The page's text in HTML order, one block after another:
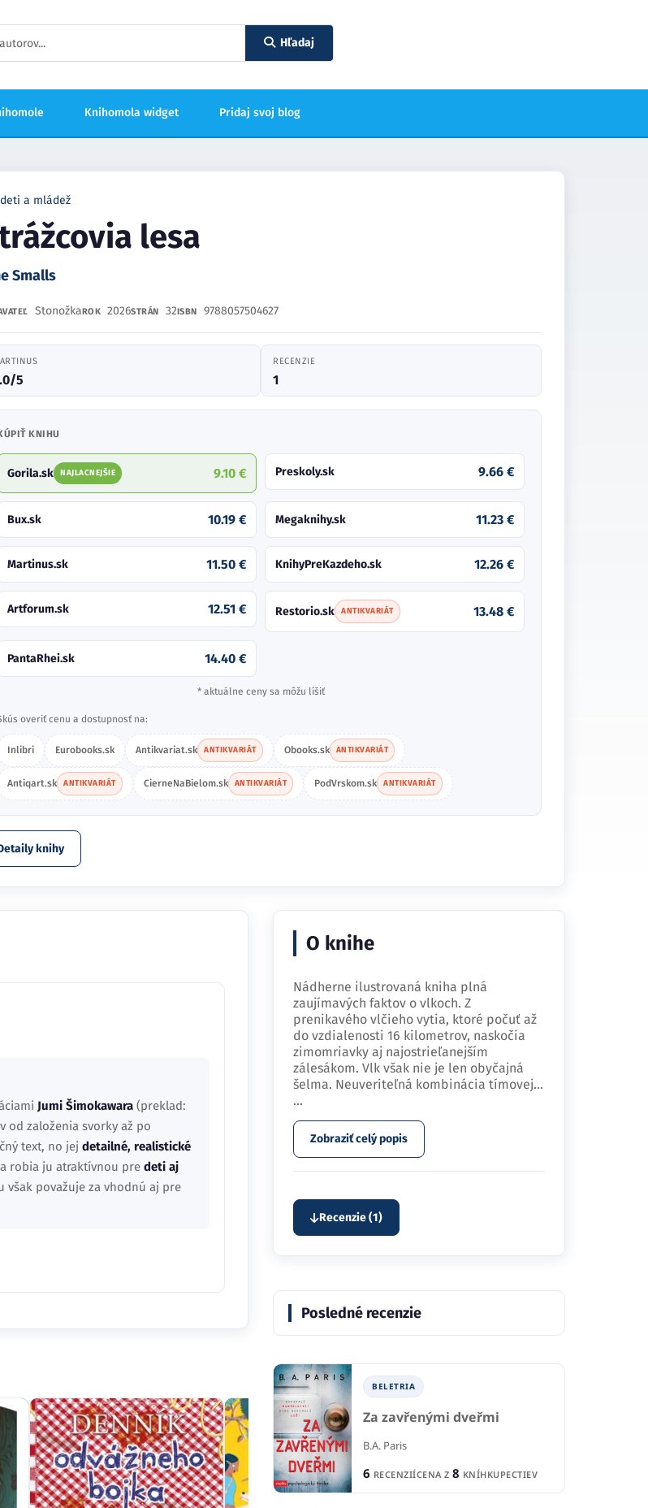
Hľadaj
Knihomola widget Pridaj svoj blog
a mládež
lesa
Smalls
StonožkaROK 2026STRÁN 32ISBN 9788057504627
5
RECENZIE
1
KNIHU
Gorila.sk NAJLACNEJŠIE 9.10 € Preskoly.sk 9.66 €
Bux.sk 10.19 € Megaknihy.sk 11.23 €
Martinus.sk 11.50 € KnihyPreKazdeho.sk 12.26 €
Artforum.sk 12.51 € Restorio.sk ANTIKVARIÁT 13.48 €
PantaRhei.sk 14.40 €
* aktuálne ceny sa môžu líšiť
overiť cenu a dostupnosť na:
Inlibri Eurobooks.sk Antikvariat.sk ANTIKVARIÁT Obooks.sk ANTIKVARIÁT
Antiqart.sk ANTIKVARIÁT CierneNaBielom.sk ANTIKVARIÁT PodVrskom.sk ANTIKVARIÁT
knihy
Jumi Šimokawara (preklad:
od založenia svorky až po
text, no jej detailné, realistické
robia ju atraktívnou pre deti aj
však považuje za vhodnú aj pre
O knihe
Nádherne ilustrovaná kniha plná
zaujímavých faktov o vlkoch. Z
prenikavého vlčieho vytia, ktoré počuť až
do vzdialenosti 16 kilometrov, naskočia
zimomriavky aj najostrieľanejším
zálesákom. Vlk však nie je len obyčajná
šelma. Neuveriteľná kombinácia tímovej…
...
Zobraziť celý popis
Recenzie (1)
Posledné recenzie
BELETRIA
Za zavřenými dveřmi
B.A. Paris
6 RECENZIÍCENA Z 8 KNÍHKUPECTIEV